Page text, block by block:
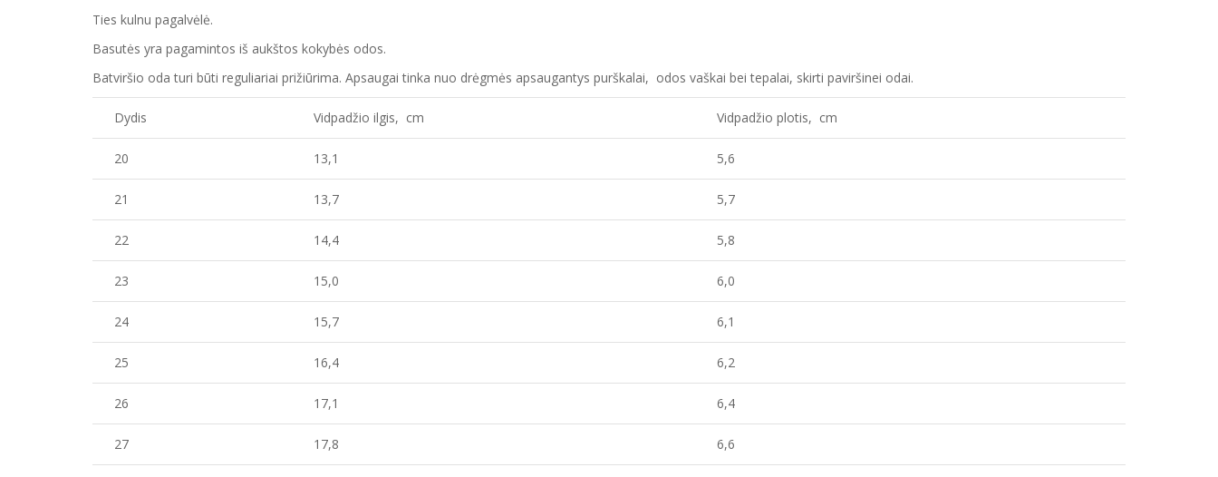
Ties kulnu pagalvėlė.
Basutės yra pagamintos iš aukštos kokybės odos.
Batviršio oda turi būti reguliariai prižiūrima. Apsaugai tinka nuo drėgmės apsaugantys purškalai, odos vaškai bei tepalai, skirti paviršinei odai.
Dydis Vidpadžio ilgis, cm Vidpadžio plotis, cm
20 13,1 5,6
21 13,7 5,7
22 14,4 5,8
23 15,0 6,0
24 15,7 6,1
25 16,4 6,2
26 17,1 6,4
27 17,8 6,6